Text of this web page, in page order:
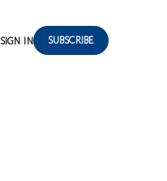
SIGN IN SUBSCRIBE